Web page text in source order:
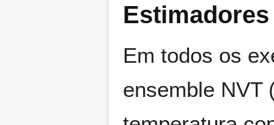
Em todos os
ensemble NVT